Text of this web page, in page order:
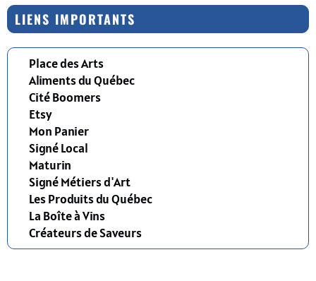
LIENS IMPORTANTS
Place des Arts
Aliments du Québec
Cité Boomers
Etsy
Mon Panier
Signé Local
Maturin
Signé Métiers d'Art
Les Produits du Québec
La Boîte à Vins
Créateurs de Saveurs